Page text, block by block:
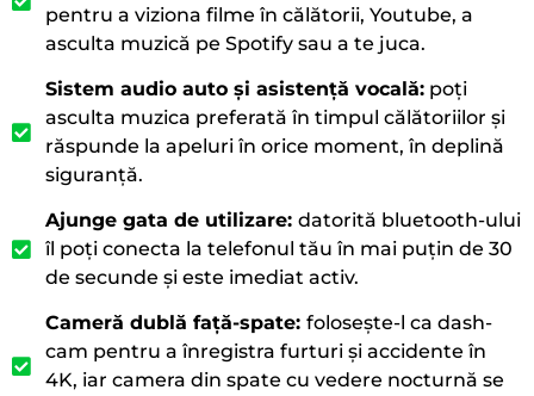
pentru a viziona filme în călătorii, Youtube, a
asculta muzică pe Spotify sau a te juca.
Sistem audio auto și asistență vocală:poți
asculta muzica preferată în timpul călătoriilor și
răspunde la apeluri în orice moment, în deplină
siguranță.
Ajunge gata de utilizare: datorită bluetooth-ului
îl poți conecta la telefonul tău în mai puțin de 30
de secunde și este imediat activ.
Cameră dublă față-spate: folosește-l ca dash-
cam pentru a înregistra furturi și accidente în
4K, iar camera din spate cu vedere nocturnă se